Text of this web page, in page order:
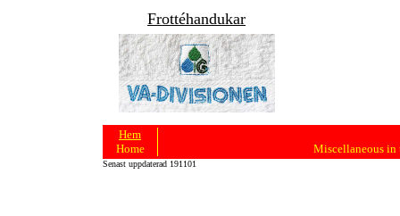
Frottéhandukar
Hem
Home
Miscellaneous in
Senast uppdaterad 191101